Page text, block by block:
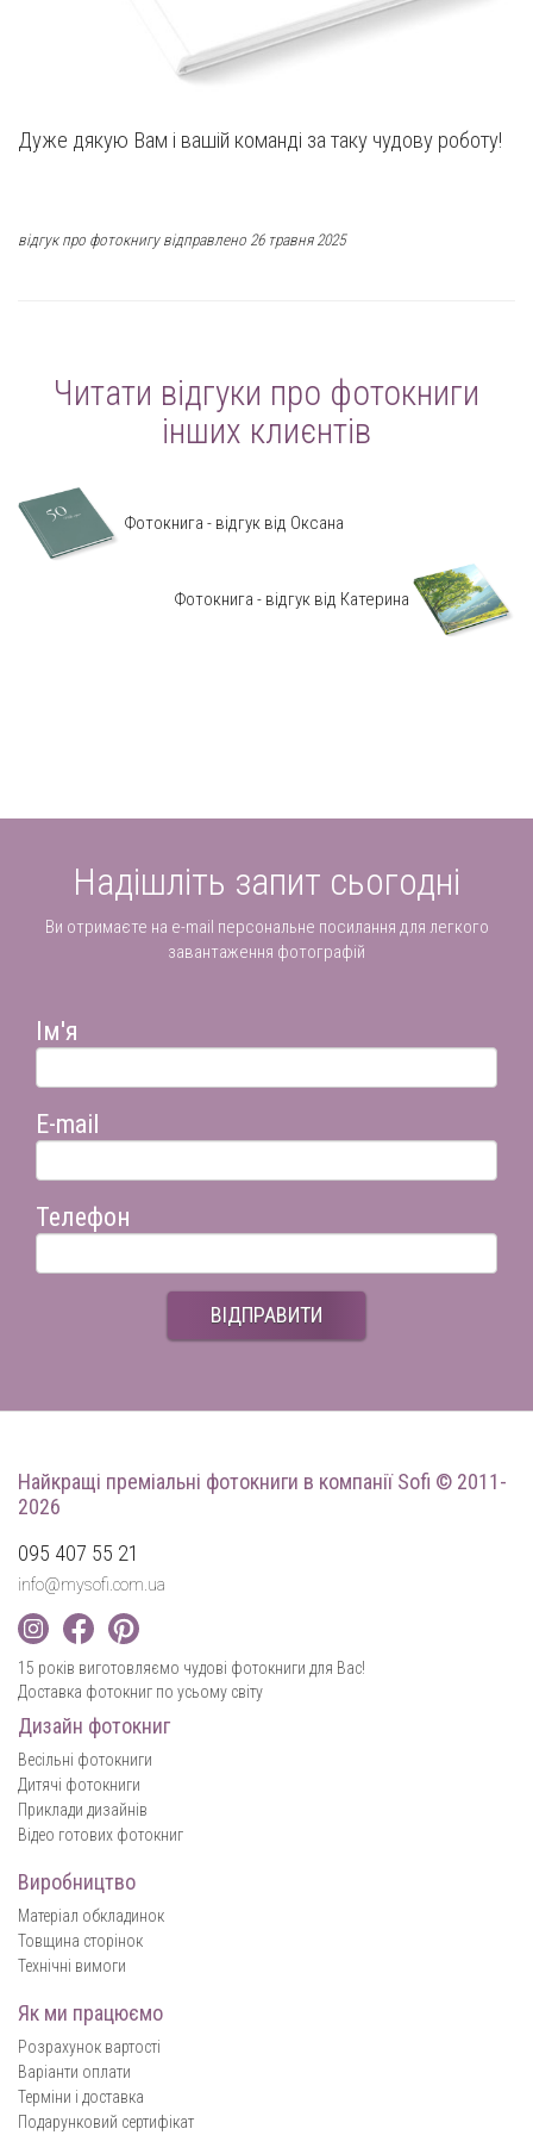
Дуже дякую Вам і вашій команді за таку чудову роботу!
відгук про фотокнигу відправлено 26 травня 2025
Читати відгуки про фотокниги
інших клиєнтів
Фотокнига - відгук від Оксана
Фотокнига - відгук від Катерина
Надішліть запит сьогодні
Ви отримаєте на e-mail персональне посилання для легкого
завантаження фотографій
Ім'я
E-mail
Телефон
ВІДПРАВИТИ
Найкращі преміальні фотокниги в компанії Sofi © 2011-
2026
095 407 55 21
info@mysofi.com.ua
15 років виготовляємо чудові фотокниги для Вас!
Доставка фотокниг по усьому світу
Дизайн фотокниг
Весільні фотокниги
Дитячі фотокниги
Приклади дизайнів
Відео готових фотокниг
Виробництво
Матеріал обкладинок
Товщина сторінок
Технічні вимоги
Як ми працюємо
Розрахунок вартості
Варіанти оплати
Терміни і доставка
Подарунковий сертифікат